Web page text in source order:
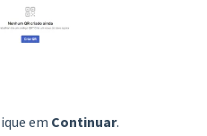
em Continuar.